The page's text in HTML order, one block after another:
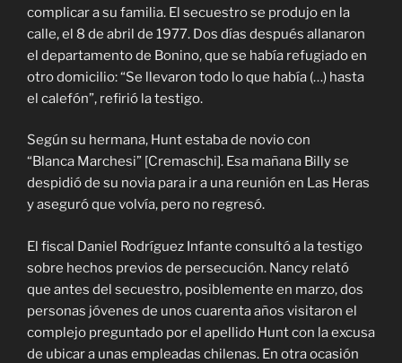
complicar a su familia. El secuestro se produjo en la
calle, el 8 de abril de 1977. Dos días después allanaron
el departamento de Bonino, que se había refugiado en
otro domicilio: “Se llevaron todo lo que había (…) hasta
el calefón”, refirió la testigo.
Según su hermana, Hunt estaba de novio con
“Blanca Marchesi” [Cremaschi]. Esa mañana Billy se
despidió de su novia para ir a una reunión en Las Heras
y aseguró que volvía, pero no regresó.
El fiscal Daniel Rodríguez Infante consultó a la testigo
sobre hechos previos de persecución. Nancy relató
que antes del secuestro, posiblemente en marzo, dos
personas jóvenes de unos cuarenta años visitaron el
complejo preguntado por el apellido Hunt con la excusa
de ubicar a unas empleadas chilenas. En otra ocasión